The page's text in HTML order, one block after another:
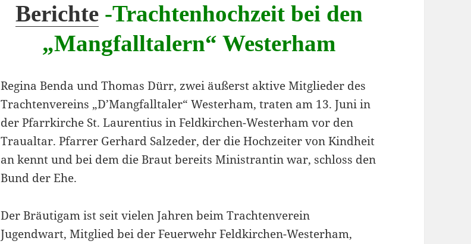
Berichte-Trachtenhochzeit bei den
„Mangfalltalern“ Westerham
Regina Benda und Thomas Dürr, zwei äußerst aktive Mitglieder des
Trachtenvereins „D’Mangfalltaler“ Westerham, traten am 13. Juni in
der Pfarrkirche St. Laurentius in Feldkirchen-Westerham vor den
Traualtar. Pfarrer Gerhard Salzeder, der die Hochzeiter von Kindheit
an kennt und bei dem die Braut bereits Ministrantin war, schloss den
Bund der Ehe.
Der Bräutigam ist seit vielen Jahren beim Trachtenverein
Jugendwart, Mitglied bei der Feuerwehr Feldkirchen-Westerham,